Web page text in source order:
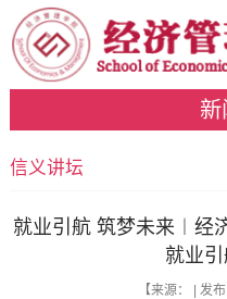
新
信义讲坛
就业引航 筑梦未来︱经
就业
【来源： | 发